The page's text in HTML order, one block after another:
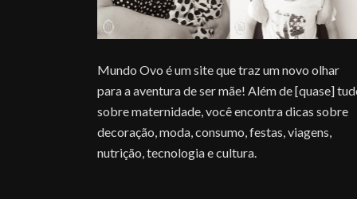
Mundo Ovo é um site que traz um novo olhar
para a aventura de ser mãe! Além de [quase]
sobre maternidade, você encontra dicas sobre
decoração, moda, consumo, festas, viagens,
nutrição, tecnologia e cultura.